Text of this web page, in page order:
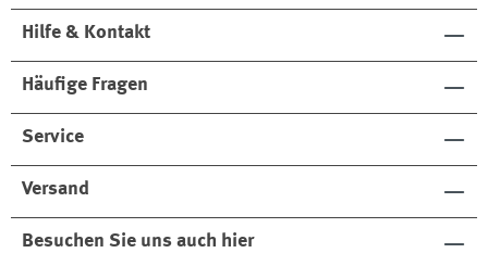
Hilfe & Kontakt
Häufige Fragen
Service
Versand
Besuchen Sie uns auch hier